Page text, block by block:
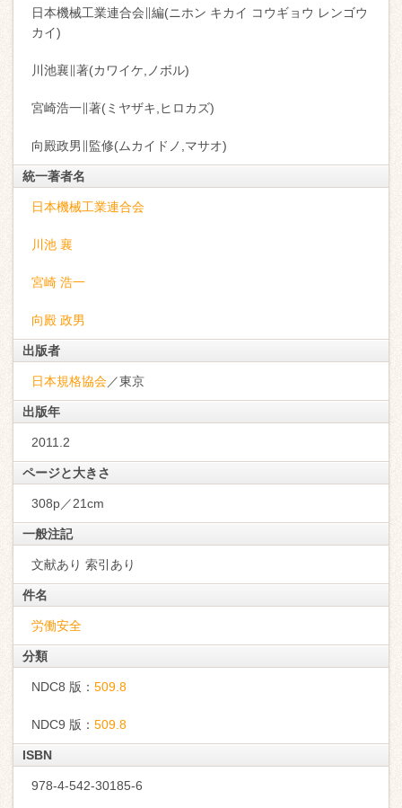
日本機械工業連合会∥編(ニホン キカイ コウギョウ レンゴウ
カイ)
川池襄∥著(カワイケ,ノボル)
宮崎浩一∥著(ミヤザキ,ヒロカズ)
向殿政男∥監修(ムカイドノ,マサオ)
統一著者名
日本機械工業連合会
川池 襄
宮崎 浩一
向殿 政男
出版者
日本規格協会／東京
出版年
2011.2
ページと大きさ
308p／21cm
一般注記
文献あり 索引あり
件名
労働安全
分類
NDC8 版： 509.8
NDC9 版： 509.8
ISBN
978-4-542-30185-6